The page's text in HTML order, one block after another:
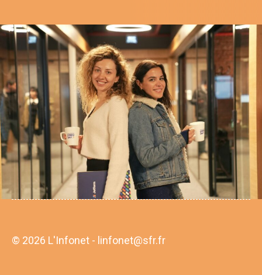
© 2026 L'Infonet - linfonet@sfr.fr